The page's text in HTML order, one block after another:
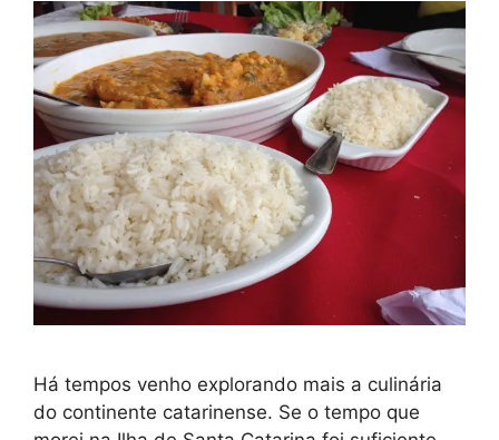
Há tempos venho explorando mais a culinária
do continente catarinense. Se o tempo que